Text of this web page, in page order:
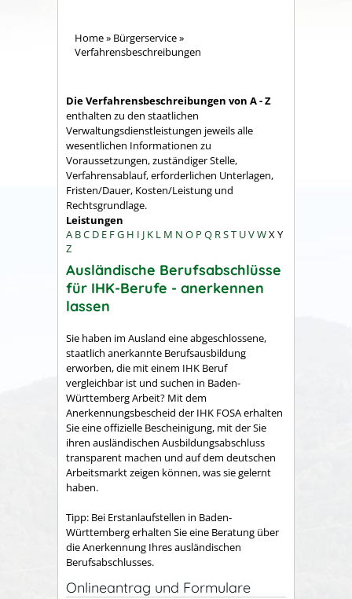
Home» Bürgerservice»
Verfahrensbeschreibungen
Die Verfahrensbeschreibungen von A - Z
enthalten zu den staatlichen
Verwaltungsdienstleistungen jeweils alle
wesentlichen Informationen zu
Voraussetzungen, zuständiger Stelle,
Verfahrensablauf, erforderlichen Unterlagen,
Fristen/Dauer, Kosten/Leistung und
Rechtsgrundlage.
Leistungen
A BC D E FG H I J K L M N O P Q RST UVWX Y
Z
Ausländische Berufsabschlüsse
für IHK-Berufe - anerkennen
lassen
Sie haben im Ausland eine abgeschlossene,
staatlich anerkannte Berufsausbildung
erworben, die mit einem IHK Beruf
vergleichbar ist und suchen in Baden-
Württemberg Arbeit? Mit dem
Anerkennungsbescheid der IHK FOSA erhalten
Sie eine offizielle Bescheinigung, mit der Sie
ihren ausländischen Ausbildungsabschluss
transparent machen und auf dem deutschen
Arbeitsmarkt zeigen können, was sie gelernt
haben.
Tipp: Bei Erstanlaufstellen in Baden-
Württemberg erhalten Sie eine Beratung über
die Anerkennung Ihres ausländischen
Berufsabschlusses.
Onlineantrag und Formulare